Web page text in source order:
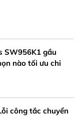
SW956K1 gầu
nào tối ưu chi
công tắc chuyển